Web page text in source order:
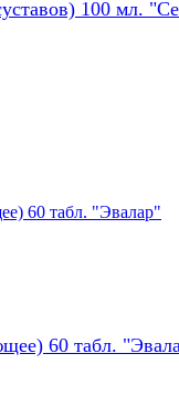
100 мл.
60 табл.